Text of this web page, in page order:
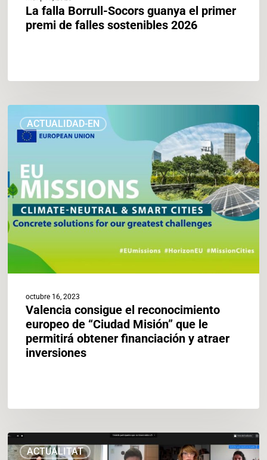
La falla Borrull-Socors guanya el primer
premi de falles sostenibles 2026
ACTUALIDAD-EN
consigue
europeo
“Ciudad
Misión”
que
le
permitirá
financiación
inversiones
octubre 16, 2023
Valencia consigue el reconocimiento
europeo de “Ciudad Misión” que le
permitirá obtener financiación y atraer
inversiones
ACTUALITAT
Recerca
multidisciplinària